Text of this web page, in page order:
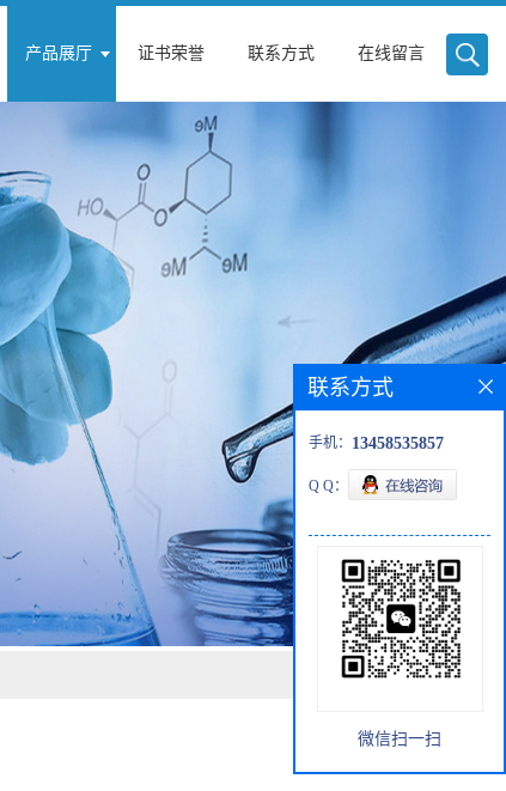
产品展厅 证书荣誉 联系方式 在线留言
联系方式
手机： 13458535857
Q Q：
微信扫一扫